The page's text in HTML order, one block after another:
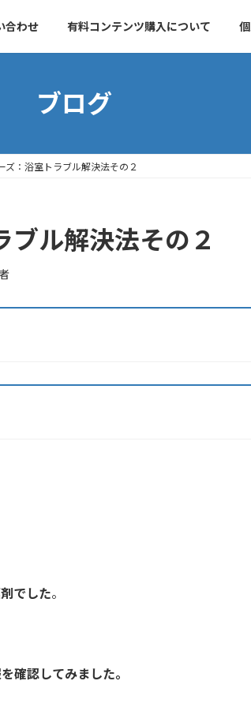
合わせ 有料コンテンツ購入について
ブログ
ズ：浴室トラブル解決法その２
ブル解決法その２
でした。
確認してみました。